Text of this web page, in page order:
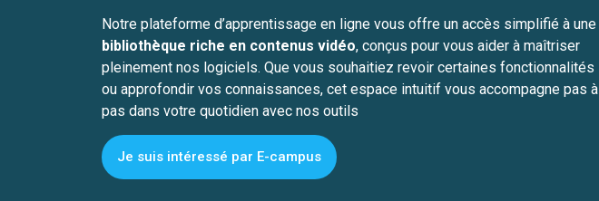
Notre plateforme d’apprentissage en ligne vous offre un accès simplifié à une
bibliothèque riche en contenus vidéo, conçus pour vous aider à maîtriser
pleinement nos logiciels. Que vous souhaitiez revoir certaines fonctionnalités
ou approfondir vos connaissances, cet espace intuitif vous accompagne pas à
pas dans votre quotidien avec nos outils
Je suis intéressé par E-campus